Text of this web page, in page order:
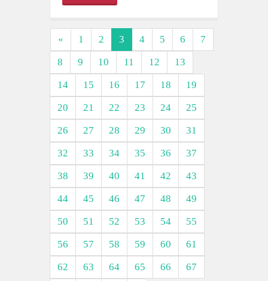
« 1 2 3 4 5 6
7
8
9 10 11 12
13
14
15 16 17 18
19
20
21 22 23 24
25
26
27 28 29 30
31
32
33 34 35 36
37
38
39 40 41 42
43
44
45 46 47 48
49
50
51 52 53 54
55
56
57 58 59 60
61
62
63 64 65 66
67